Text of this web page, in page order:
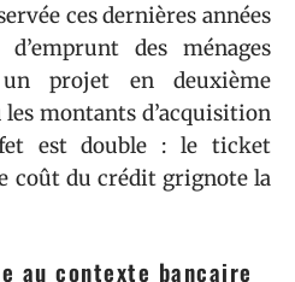
ces dernières années
des ménages
un projet en deuxième
montants d’acquisition
est double : le ticket
coût du crédit grignote la
au contexte bancaire